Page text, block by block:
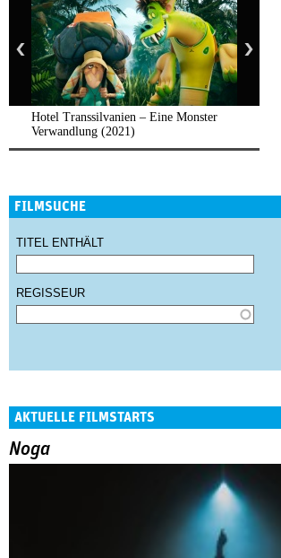
Hotel Transsilvanien – Eine Monster
Verwandlung (2021)
FILMSUCHE
TITEL ENTHÄLT
REGISSEUR
AKTUELLE FILMSTARTS
Noga